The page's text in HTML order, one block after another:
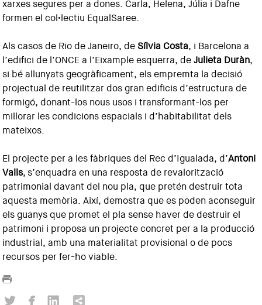
xarxes segures per a dones. Carla, Helena, Júlia i Dafne
formen el col•lectiu EqualSaree.
Als casos de Rio de Janeiro, de Sílvia Costa, i Barcelona a
l’edifici de l’ONCE a l’Eixample esquerra, deJulieta Duràn,
si bé allunyats geogràficament, els empremta la decisió
projectual de reutilitzar dos gran edificis d’estructura de
formigó, donant-los nous usos i transformant-los per
millorar les condicions espacials i d’habitabilitat dels
mateixos.
El projecte per a les fàbriques del Rec d’Igualada, d’Antoni
Valls, s’enquadra en una resposta de revalorització
patrimonial davant del nou pla, que pretén destruir tota
aquesta memòria. Així, demostra que es poden aconseguir
els guanys que promet el pla sense haver de destruir el
patrimoni i proposa un projecte concret per a la producció
industrial, amb una materialitat provisional o de pocs
recursos per fer-ho viable.